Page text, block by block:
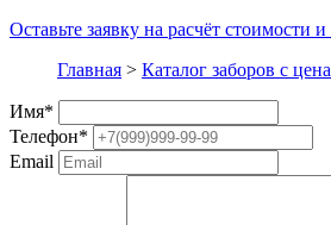
Оставьте заявку на расчёт
Главная > Каталог заборов с
Имя*
Телефон*
Email